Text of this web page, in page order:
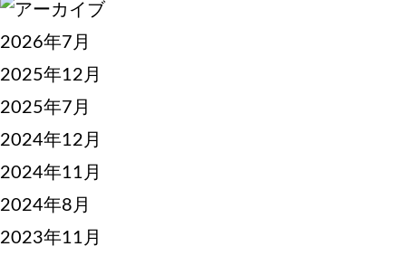
2026年7月
2025年12月
2025年7月
2024年12月
2024年11月
2024年8月
2023年11月